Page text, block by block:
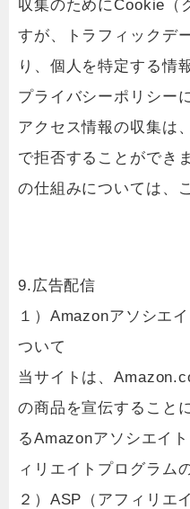
収集のためにCookie（
すが、トラフィックデ
り、個人を特定する情
プライバシーポリシー
アクセス情報の収集は
で拒否することができ
の仕組みについては、
9.広告配信
１）Amazonアソシエ
ついて
当サイトは、
の商品を宣伝すること
るAmazonアソシエイ
ィリエイトプログラム
２）ASP（アフィリエ